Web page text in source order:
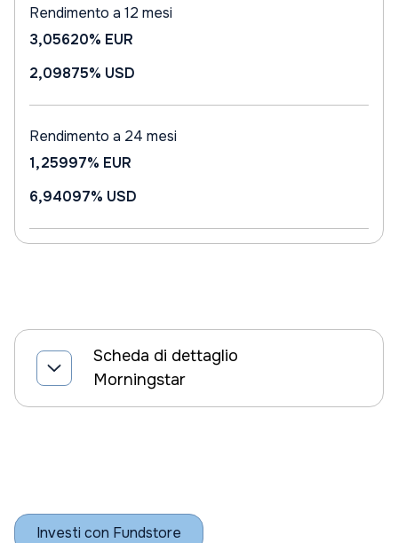
Rendimento a 12 mesi
3,05620% EUR
2,09875% USD
Rendimento a 24 mesi
1,25997% EUR
6,94097% USD
Scheda di dettaglio
Morningstar
Investi con Fundstore